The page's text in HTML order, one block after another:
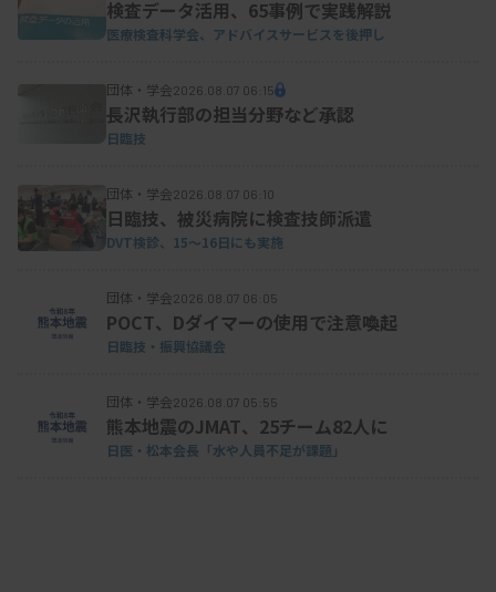
検査データ活用、65事例で実践解説
医療検査科学会、アドバイスサービスを後押し
団体・学会2026.08.07 06:15
長沢執行部の担当分野など承認
日臨技
団体・学会2026.08.07 06:10
日臨技、被災病院に検査技師派遣
DVT検診、15～16日にも実施
団体・学会2026.08.07 06:05
POCT、Dダイマーの使用で注意喚起
日臨技・振興協議会
団体・学会2026.08.07 05:55
熊本地震のJMAT、25チーム82人に
日医・松本会長「水や人員不足が課題」